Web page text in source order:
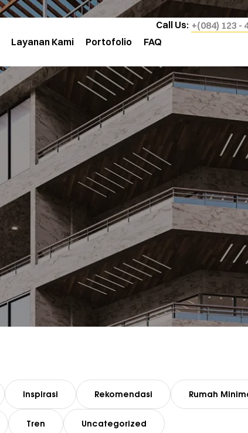
Layanan Kami Portofolio FAQ
Call Us: +(084) 123 -
Inspirasi Rekomendasi Rumah
Tren Uncategorized